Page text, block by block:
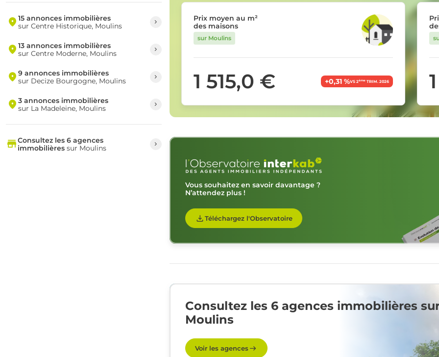
15 annonces immobilières
sur Centre Historique, Moulins
13 annonces immobilières
sur Centre Moderne, Moulins
9 annonces immobilières
sur Decize Bourgogne, Moulins
3 annonces immobilières
sur La Madeleine, Moulins
Consultez les 6 agences
immobilièressur Moulins
Prix moyen au m²
des maisons
sur Moulins
1 515,0 € +0,31 %VS 2ème TRIM. 2026
Vous souhaitez en savoir davantage ?
N’attendez plus !
Téléchargez l'Observatoire
Consultez les 6 agences immobilières
Moulins
Voir les agences